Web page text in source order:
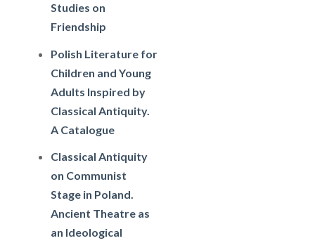
Studies on
Friendship
Polish Literature for
Children and Young
Adults Inspired by
Classical Antiquity.
A Catalogue
Classical Antiquity
on Communist
Stage in Poland.
Ancient Theatre as
an Ideological